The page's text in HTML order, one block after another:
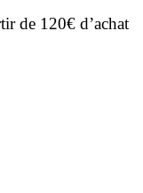
de 120€ d’achat